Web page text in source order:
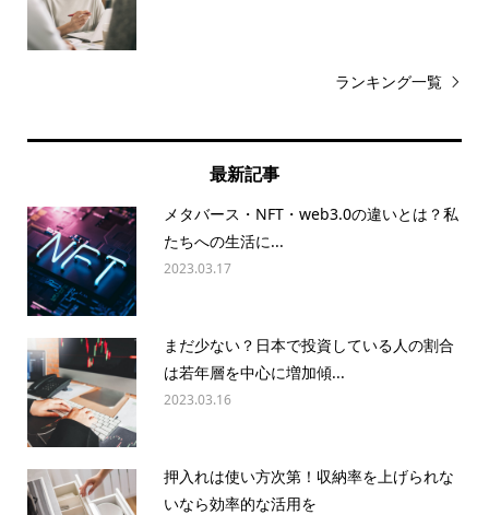
ランキング一覧
最新記事
メタバース・NFT・web3.0の違いとは？私
たちへの生活に...
2023.03.17
まだ少ない？日本で投資している人の割合
は若年層を中心に増加傾...
2023.03.16
押入れは使い方次第！収納率を上げられな
いなら効率的な活用を